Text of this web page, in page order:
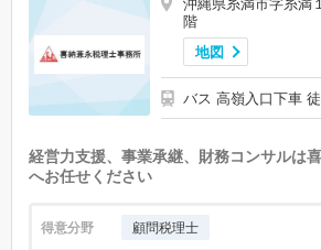
階
地図
バス 高嶺入口下車
経営力支援、事業承継、財務コンサルは
へお任せください
得意分野 顧問税理士